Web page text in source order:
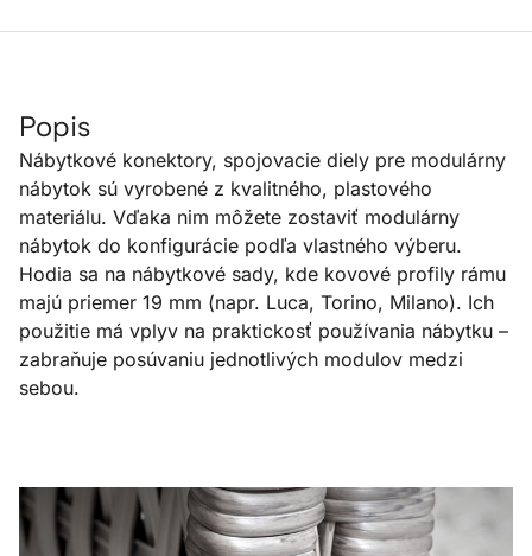
Popis
Nábytkové konektory, spojovacie diely pre modulárny
nábytok sú vyrobené z kvalitného, plastového
materiálu. Vďaka nim môžete zostaviť modulárny
nábytok do konfigurácie podľa vlastného výberu.
Hodia sa na nábytkové sady, kde kovové profily rámu
majú priemer 19 mm (napr. Luca, Torino, Milano). Ich
použitie má vplyv na praktickosť používania nábytku –
zabraňuje posúvaniu jednotlivých modulov medzi
sebou.